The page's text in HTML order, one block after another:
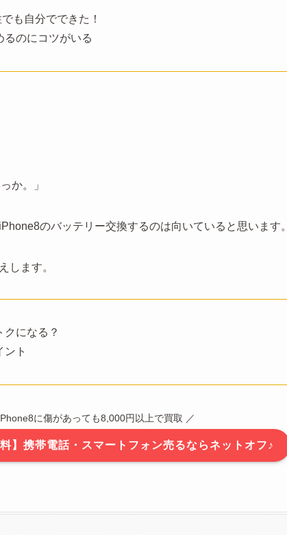
も自分でできた！
るのにコツがいる
か。」
のバッテリー交換するのは向いていると思います。
します。
クになる？
ント
に傷があっても8,000円以上で買取 ／
】携帯電話・スマートフォン売るならネットオフ♪